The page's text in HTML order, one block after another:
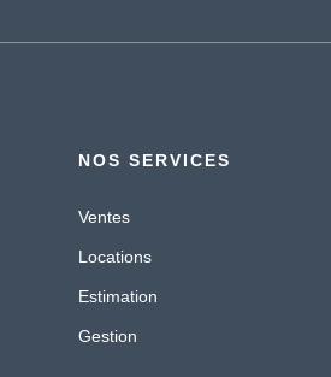
NOS SERVICES
Ventes
Locations
Estimation
Gestion